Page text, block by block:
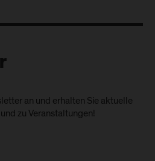
an und erhalten Sie aktuelle
zu Veranstaltungen!